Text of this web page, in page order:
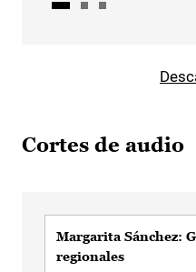
Cortes de audio
Margarita Sánchez:
regionales